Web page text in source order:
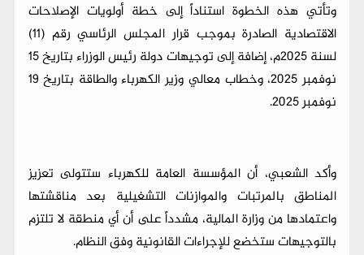
وتأتي هذه الخطوة استناداً إلى خطة أولويات الإصلاحات
الاقتصادية الصادرة بموجب قرار المجلس الرئاسي رقم (11)
لسنة 2025م، إضافة إلى توجيهات دولة رئيس الوزراء بتاريخ 15
نوفمبر 2025، وخطاب معالي وزير الكهرباء والطاقة بتاريخ 19
نوفمبر 2025.
وأكد الشعبي، أن المؤسسة العامة للكهرباء ستتولى تعزيز
المناطق بالمرتبات والموازنات التشغيلية بعد مناقشتها
واعتمادها من وزارة المالية، مشدداً على أن أي منطقة لا تلتزم
بالتوجيهات ستخضع للإجراءات القانونية وفق النظام.